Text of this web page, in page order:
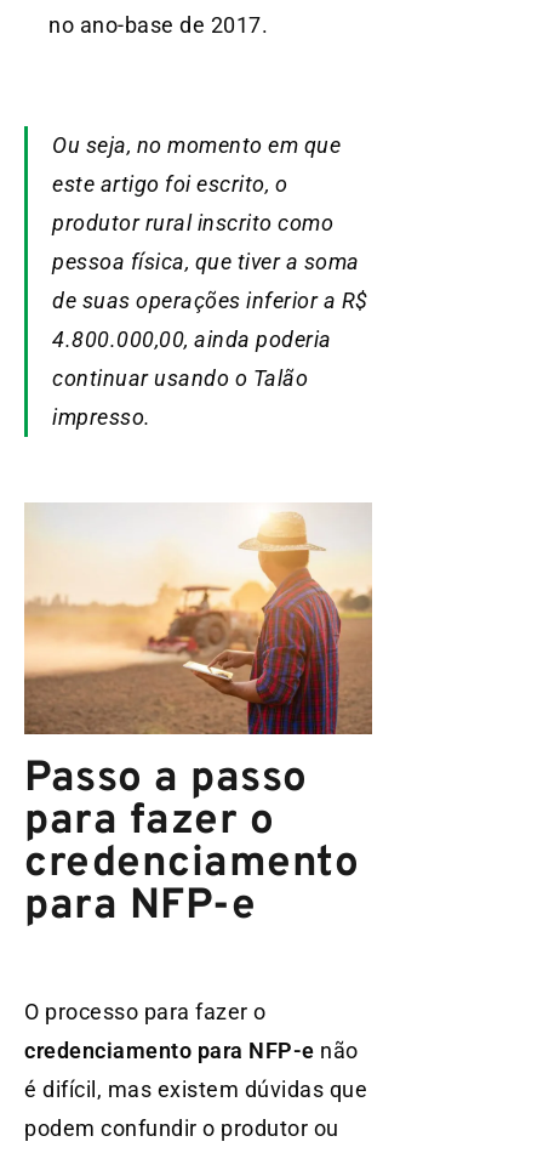
no ano-base de 2017.
Ou seja, no momento em que
este artigo foi escrito, o
produtor rural inscrito como
pessoa física, que tiver a soma
de suas operações inferior a R$
4.800.000,00, ainda poderia
continuar usando o Talão
impresso.
Passo a passo
para fazer o
credenciamento
para NFP-e
O processo para fazer o
credenciamento para NFP-e não
é difícil, mas existem dúvidas que
podem confundir o produtor ou